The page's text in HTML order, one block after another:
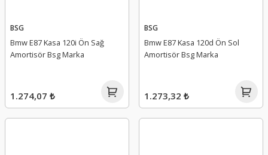
BSG
Bmw E87 Kasa 120i Ön Sağ
Amortisör Bsg Marka
1.274,07 ₺
BSG
Bmw E87 Kasa 120d Ön Sol
Amortisör Bsg Marka
1.273,32 ₺